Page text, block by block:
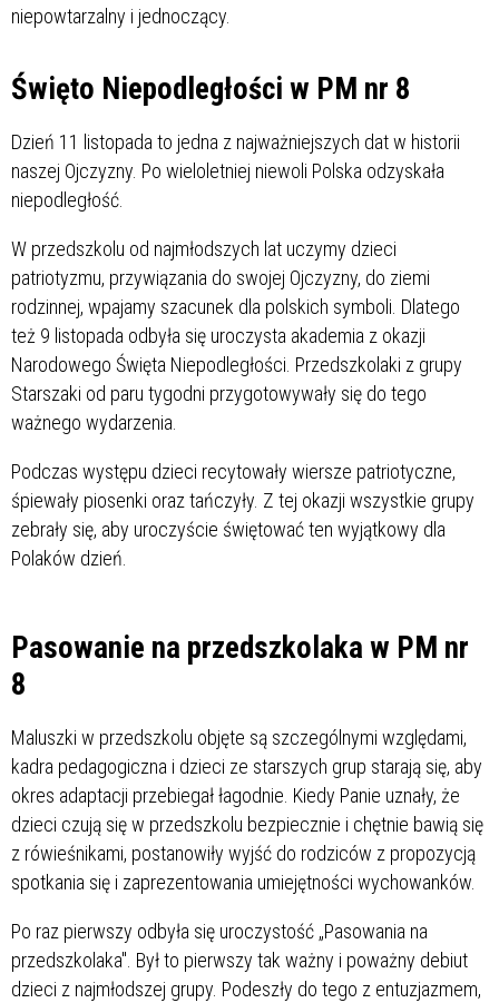
niepowtarzalny i jednoczący.
Święto Niepodległości w PM nr 8
Dzień 11 listopada to jedna z najważniejszych dat w historii
naszej Ojczyzny. Po wieloletniej niewoli Polska odzyskała
niepodległość.
W przedszkolu od najmłodszych lat uczymy dzieci
patriotyzmu, przywiązania do swojej Ojczyzny, do ziemi
rodzinnej, wpajamy szacunek dla polskich symboli. Dlatego
też 9 listopada odbyła się uroczysta akademia z okazji
Narodowego Święta Niepodległości. Przedszkolaki z grupy
Starszaki od paru tygodni przygotowywały się do tego
ważnego wydarzenia.
Podczas występu dzieci recytowały wiersze patriotyczne,
śpiewały piosenki oraz tańczyły. Z tej okazji wszystkie grupy
zebrały się, aby uroczyście świętować ten wyjątkowy dla
Polaków dzień.
Pasowanie na przedszkolaka w PM nr
8
Maluszki w przedszkolu objęte są szczególnymi względami,
kadra pedagogiczna i dzieci ze starszych grup starają się, aby
okres adaptacji przebiegał łagodnie. Kiedy Panie uznały, że
dzieci czują się w przedszkolu bezpiecznie i chętnie bawią się
z rówieśnikami, postanowiły wyjść do rodziców z propozycją
spotkania się i zaprezentowania umiejętności wychowanków.
Po raz pierwszy odbyła się uroczystość „Pasowania na
przedszkolaka". Był to pierwszy tak ważny i poważny debiut
dzieci z najmłodszej grupy. Podeszły do tego z entuzjazmem,